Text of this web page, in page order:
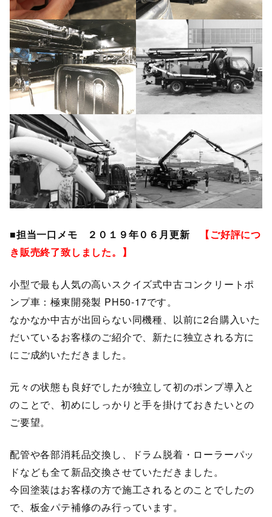
■担当一口メモ ２０１９年０６月更新
【ご好評につ
き販売終了致しました。】
小型で最も人気の高いスクイズ式中古コンクリートポ
ンプ車：極東開発製 PH50-17です。
なかなか中古が出回らない同機種、以前に2台購入いた
だいているお客様のご紹介で、新たに独立される方に
にご成約いただきました。
元々の状態も良好でしたが独立して初のポンプ導入と
のことで、初めにしっかりと手を掛けておきたいとの
ご要望。
配管や各部消耗品交換し、ドラム脱着・ローラーパッ
ドなども全て新品交換させていただきました。
今回塗装はお客様の方で施工されるとのことでしたの
で、板金パテ補修のみ行っています。